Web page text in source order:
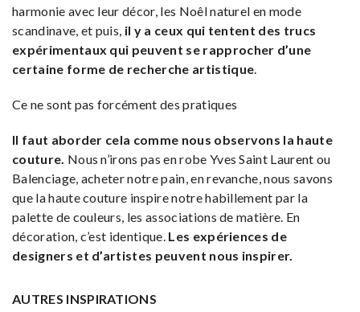
harmonie avec leur décor, les Noêl naturel en mode
scandinave, et puis, il y a ceux qui tentent des trucs
expérimentaux qui peuvent se rapprocher d’une
certaine forme de recherche artistique
Ce ne sont pas forcément des pratiques
Il faut aborder cela comme nous observons la haute
couture. Nous n’irons pas en robe Yves Saint Laurent ou
Balenciage, acheter notre pain, en revanche, nous savons
que la haute couture inspire notre habillement par la
palette de couleurs, les associations de matière. En
décoration, c’est identique. Les expériences de
designers et d’artistes peuvent nous inspirer.
AUTRES INSPIRATIONS